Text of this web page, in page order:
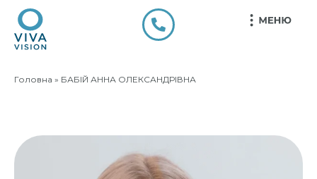
БАБІЙ АННА
Головна » БАБІЙ АННА ОЛЕКСАНДРІВНА